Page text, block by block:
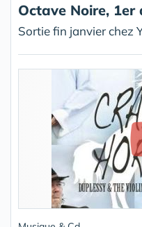
Octave Noire, 1er
Sortie fin janvier chez